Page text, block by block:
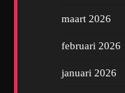
maart 2026
februari 2026
januari 2026